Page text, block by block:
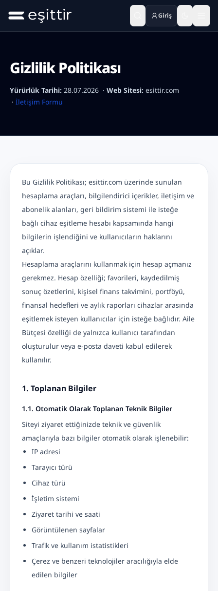
Ana içeriğe geç Giriş
Gizlilik Politikası
Yürürlük Tarihi: 28.07.2026 · Web Sitesi: esittir.com
· İletişim Formu
Bu Gizlilik Politikası; esittir.com üzerinde sunulan
hesaplama araçları, bilgilendirici içerikler, iletişim ve
abonelik alanları, geri bildirim sistemi ile isteğe
bağlı cihaz eşitleme hesabı kapsamında hangi
bilgilerin işlendiğini ve kullanıcıların haklarını
açıklar.
Hesaplama araçlarını kullanmak için hesap açmanız
gerekmez. Hesap özelliği; favorileri, kaydedilmiş
sonuç özetlerini, kişisel finans takvimini, portföyü,
finansal hedefleri ve aylık raporları cihazlar arasında
eşitlemek isteyen kullanıcılar için isteğe bağlıdır. Aile
Bütçesi özelliği de yalnızca kullanıcı tarafından
oluşturulur veya e-posta daveti kabul edilerek
kullanılır.
1. Toplanan Bilgiler
1.1. Otomatik Olarak Toplanan Teknik Bilgiler
Siteyi ziyaret ettiğinizde teknik ve güvenlik
amaçlarıyla bazı bilgiler otomatik olarak işlenebilir:
IP adresi
Tarayıcı türü
Cihaz türü
İşletim sistemi
Ziyaret tarihi ve saati
Görüntülenen sayfalar
Trafik ve kullanım istatistikleri
Çerez ve benzeri teknolojiler aracılığıyla elde
edilen bilgiler